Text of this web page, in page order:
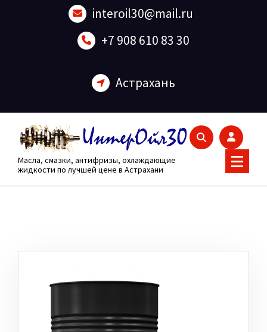
interoil30@mail.ru
+7 908 610 83 30
Астрахань
Масла, смазки, антифризы, охлаждающие
жидкости по лучшей цене в Астрахани